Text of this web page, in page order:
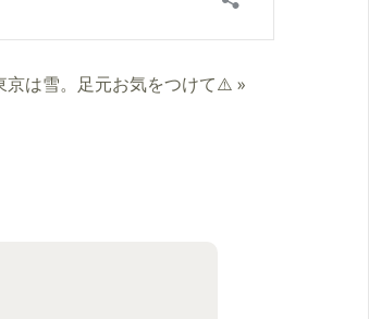
京は雪。足元お気をつけて⚠️ »